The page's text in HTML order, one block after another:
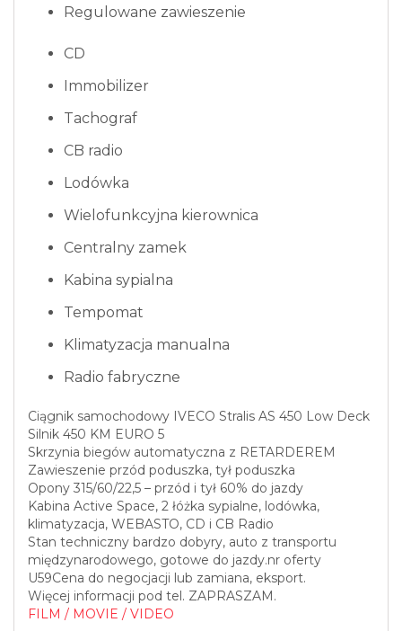
Regulowane zawieszenie
CD
Immobilizer
Tachograf
CB radio
Lodówka
Wielofunkcyjna kierownica
Centralny zamek
Kabina sypialna
Tempomat
Klimatyzacja manualna
Radio fabryczne
Ciągnik samochodowy IVECO Stralis AS 450 Low Deck
Silnik 450 KM EURO 5
Skrzynia biegów automatyczna z RETARDEREM
Zawieszenie przód poduszka, tył poduszka
Opony 315/60/22,5 – przód i tył 60% do jazdy
Kabina Active Space, 2 łóżka sypialne, lodówka,
klimatyzacja, WEBASTO, CD i CB Radio
Stan techniczny bardzo dobyry, auto z transportu
międzynarodowego, gotowe do jazdy.nr oferty
U59Cena do negocjacji lub zamiana, eksport.
Więcej informacji pod tel. ZAPRASZAM.
FILM / MOVIE / VIDEO